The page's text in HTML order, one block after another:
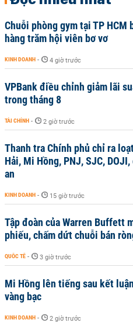
Chuỗi phòng gym tại TP HCM
hàng trăm hội viên bơ vơ
KINH DOANH - 4 giờ trước
VPBank điều chỉnh giảm lãi
trong tháng 8
TÀI CHÍNH - 2 giờ trước
Thanh tra Chính phủ chỉ ra
Hải, Mi Hồng, PNJ, SJC,
an
KINH DOANH - 15 giờ trước
Tập đoàn của Warren Buffett
phiếu, chấm dứt chuỗi bán
QUỐC TẾ - 3 giờ trước
Mi Hồng lên tiếng sau kết
vàng bạc
KINH DOANH - 2 giờ trước